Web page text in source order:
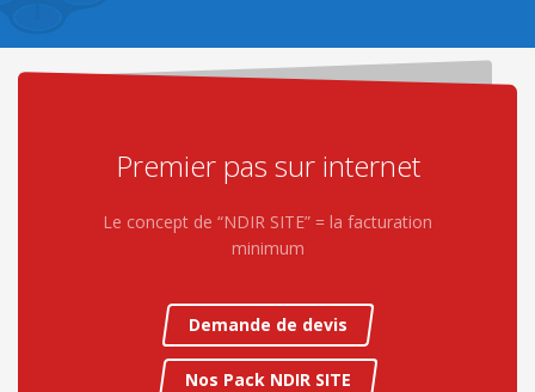
Premier pas sur internet
Le concept de “NDIR SITE” = la facturation
minimum
Demande de devis
Nos Pack NDIR SITE